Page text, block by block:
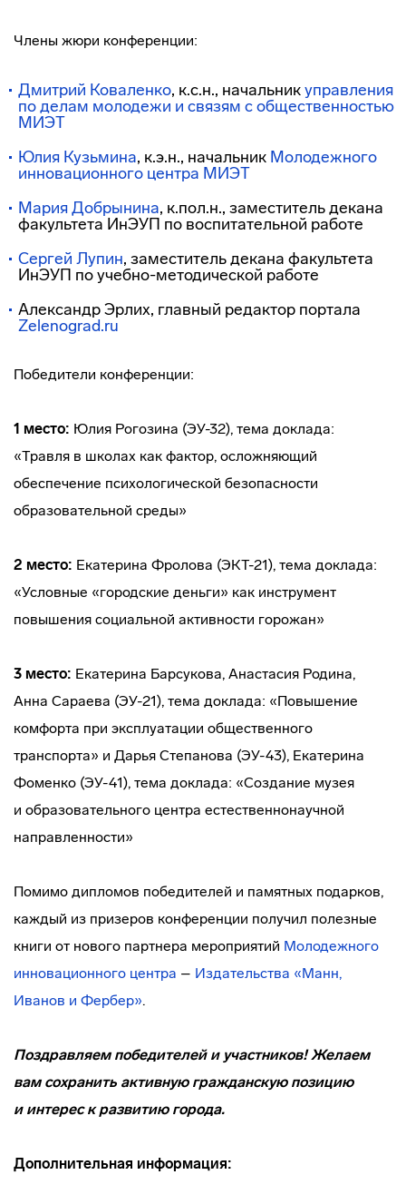
Члены жюри конференции:
Дмитрий Коваленко, к.с.н., начальникуправления
по делам молодежи и связям с общественностью
МИЭТ
Юлия Кузьмина, к.э.н., начальник Молодежного
инновационного центра МИЭТ
Мария Добрынина, к.пол.н., заместитель декана
факультета ИнЭУП по воспитательной работе
Сергей Лупин, заместитель декана факультета
ИнЭУП поучебно-методической работе
Александр Эрлих, главный редактор портала
Zelenograd.ru
Победители конференции:
1 место: Юлия Рогозина (ЭУ-32), тема доклада:
«Травля в школах как фактор, осложняющий
обеспечение психологической безопасности
образовательной среды»
2 место: Екатерина Фролова (ЭКТ-21), тема доклада:
«Условные «городские деньги» как инструмент
повышения социальной активности горожан»
3 место: Екатерина Барсукова, Анастасия Родина,
Анна Сараева (ЭУ-21), тема доклада: «Повышение
комфорта при эксплуатации общественного
транспорта» и Дарья Степанова (ЭУ-43), Екатерина
Фоменко (ЭУ-41), тема доклада: «Создание музея
и образовательного центра естественнонаучной
направленности»
Помимо дипломов победителей и памятных подарков,
каждый из призеров конференции получил полезные
книги от нового партнера мероприятий Молодежного
инновационного центра – Издательства «Манн,
Иванов и Фербер».
Поздравляем победителей и участников! Желаем
вам сохранить активную гражданскую позицию
и интерес к развитию города.
Дополнительная информация: